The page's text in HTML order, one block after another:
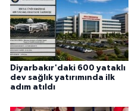
Diyarbakır'daki 600 yataklı
dev sağlık yatırımında ilk
adım atıldı